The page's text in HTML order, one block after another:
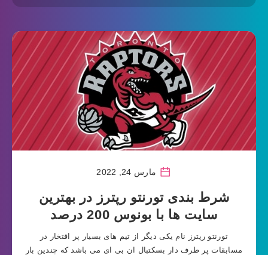
مارس 24, 2022
شرط بندی تورنتو رپترز در بهترین
سایت ها با بونوس 200 درصد
تورنتو رپترز نام یکی دیگر از تیم های بسیار پر افتخار در
مسابقات پر طرف دار بسکتبال ان بی ای می باشد که چندین بار